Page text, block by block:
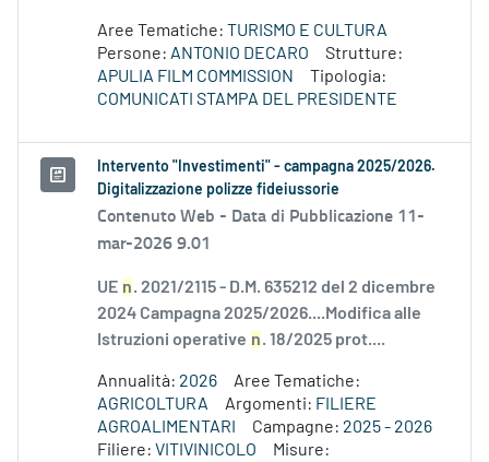
Aree Tematiche: TURISMO E CULTURA
Persone: ANTONIO DECARO
Strutture:
APULIA FILM COMMISSION
Tipologia:
COMUNICATI STAMPA DEL PRESIDENTE
Intervento "Investimenti" - campagna 2025/2026.
Digitalizzazione polizze fideiussorie
Contenuto Web - Data di Pubblicazione 11-
mar-2026 9.01
UE n. 2021/2115 - D.M. 635212 del 2 dicembre
2024 Campagna 2025/2026....Modifica alle
Istruzioni operative n. 18/2025 prot....
Annualità: 2026
Aree Tematiche:
AGRICOLTURA
Argomenti: FILIERE
AGROALIMENTARI
Campagne: 2025 - 2026
Filiere: VITIVINICOLO
Misure: